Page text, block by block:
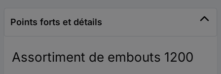
Points forts et détails
Assortiment de embouts 1200